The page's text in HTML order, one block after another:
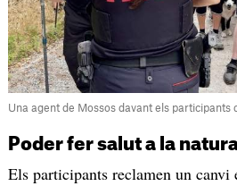
Una agent de Mossos davant els participants
Poder fer salut a la
Els participants reclamen un canvi